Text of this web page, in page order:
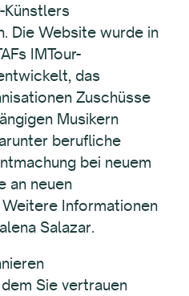
Künstlers
Die Website wurde in
IMTour-
das
Zuschüsse
Musikern
berufliche
bei neuem
an neuen
Informationen
Salazar.
Sie vertrauen